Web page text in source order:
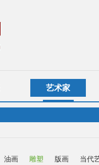
艺术家
油画 雕塑 版画 当代